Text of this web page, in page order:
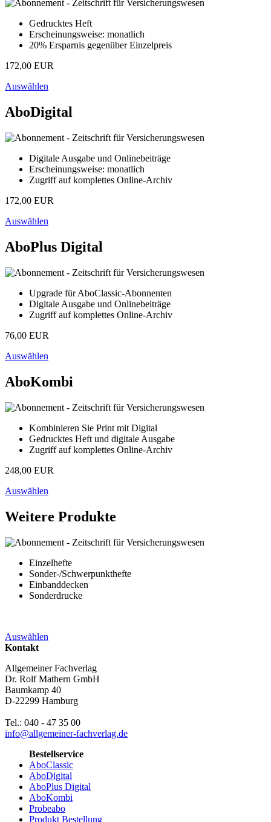
Gedrucktes Heft
Erscheinungsweise: monatlich
20% Ersparnis gegenüber Einzelpreis
172,00 EUR
Auswählen
AboDigital
Digitale Ausgabe und Onlinebeiträge
Erscheinungsweise: monatlich
Zugriff auf komplettes Online-Archiv
172,00 EUR
Auswählen
AboPlus Digital
Upgrade für AboClassic-Abonnenten
Digitale Ausgabe und Onlinebeiträge
Zugriff auf komplettes Online-Archiv
76,00 EUR
Auswählen
AboKombi
Kombinieren Sie Print mit Digital
Gedrucktes Heft und digitale Ausgabe
Zugriff auf komplettes Online-Archiv
248,00 EUR
Auswählen
Weitere Produkte
Einzelhefte
Sonder-/Schwerpunkthefte
Einbanddecken
Sonderdrucke
Auswählen
Kontakt
Allgemeiner Fachverlag
Dr. Rolf Mathern GmbH
Baumkamp 40
D-22299 Hamburg
Tel.: 040 - 47 35 00
info@allgemeiner-fachverlag.de
Bestellservice
AboClassic
AboDigital
AboPlus Digital
AboKombi
Probeabo
Produkt Bestellung